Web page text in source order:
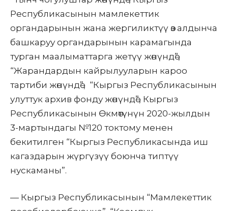
Республикасынын мамлекеттик
органдарынын жана жергиликтүү өз алдынча
башкаруу органдарынын карамагында
турган маалыматтарга жетүү жөнүндө”,
“Жарандардын кайрылууларын кароо
тартиби жөнүндө”, “Кыргыз Республикасынын
улуттук архив фонду жөнүндө”, Кыргыз
Республикасынын Өкмөтүнүн 2020-жылдын
3-мартындагы №120 токтому менен
бекитилген “Кыргыз Республикасында иш
кагаздарын жүргүзүү боюнча типтүү
нускаманы”.
— Кыргыз Республикасынын “Мамлекеттик